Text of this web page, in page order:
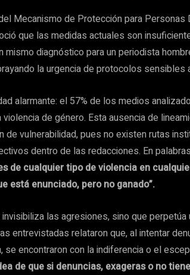
Mecanismo de Protección para
que las medidas actuales son
mismo diagnóstico para un periodista
la urgencia de protocolos sensibles
alarmante: el 57% de los medios
de género. Esta ausencia de
de vulnerabilidad, pues no existen rutas
dentro de las redacciones. En
de cualquier tipo de violencia en
está enunciado, pero no ganado”.
las agresiones, sino que perpetúa
entrevistadas relataron que, al intentar
se encontraron con la indiferencia o el
de que si denuncias, exageras o no